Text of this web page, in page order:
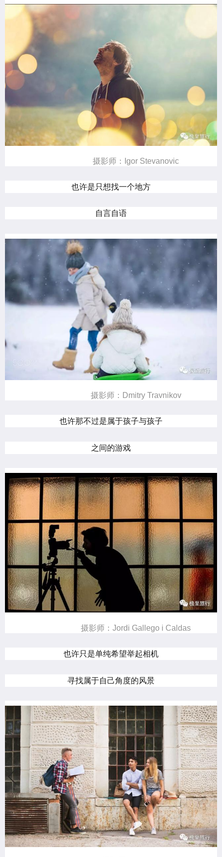
摄影师：Igor Stevanovic
也许是只想找一个地方
自言自语
摄影师：Dmitry Travnikov
也许那不过是属于孩子与孩子
之间的游戏
摄影师：Jordi Gallego i Caldas
也许只是单纯希望举起相机
寻找属于自己角度的风景